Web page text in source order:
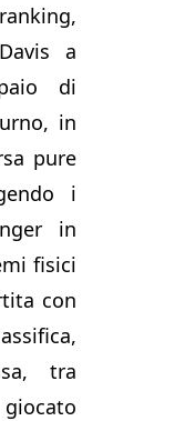
a
di
in
pure
i
in
fisici
con
tra